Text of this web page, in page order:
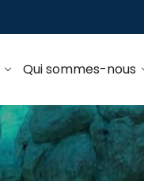
Qui sommes-nous